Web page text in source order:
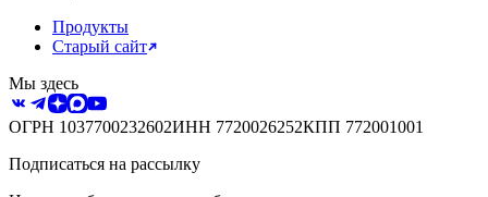
Продукты
Старый сайт
Мы здесь
ОГРН 1037700232602ИНН 7720026252КПП 772001001
Подписаться на рассылку